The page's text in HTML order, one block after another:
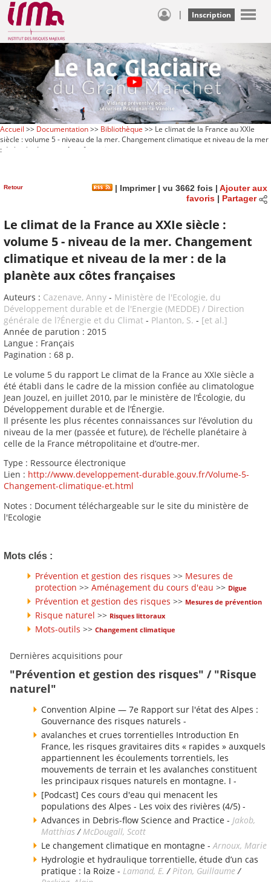
| Inscription
Accueil >> Documentation>> Bibliothèque >> Le climat de la France au XXIe
siècle : volume 5 - niveau de la mer. Changement climatique et niveau de la mer
: de la planète aux côtes françaises
Retour | Imprimer| vu 3662 fois | Ajouter aux
favoris| Partager
Le climat de la France au XXIe siècle :
volume 5 - niveau de la mer. Changement
climatique et niveau de la mer : de la
planète aux côtes françaises
Auteurs : Cazenave, Anny - Ministère de l'Ecologie, du
Développement durable et de l'Energie (MEDDE) / Direction
générale de l?Énergie et du Climat - Planton, S. - [et al.]
Année de parution : 2015
Langue : Français
Pagination : 68 p.
Le volume 5 du rapport Le climat de la France au XXIe siècle a
été établi dans le cadre de la mission confiée au climatologue
Jean Jouzel, en juillet 2010, par le ministère de l’Écologie, du
Développement durable et de l’Énergie.
Il présente les plus récentes connaissances sur l’évolution du
niveau de la mer (passée et future), de l’échelle planétaire à
celle de la France métropolitaine et d’outre-mer.
Type : Ressource électronique
Lien : http://www.developpement-durable.gouv.fr/Volume-5-
Changement-climatique-et.html
Notes : Document téléchargeable sur le site du ministère de
l'Ecologie
Mots clés :
Prévention et gestion des risques >> Mesures de
protection >> Aménagement du cours d'eau >> Digue
Prévention et gestion des risques >> Mesures de prévention
Risque naturel >> Risques littoraux
Mots-outils >> Changement climatique
Dernières acquisitions pour
"Prévention et gestion des risques" / "Risque
naturel"
Convention Alpine — 7e Rapport sur l'état des Alpes :
Gouvernance des risques naturels -
avalanches et crues torrentielles Introduction En
France, les risques gravitaires dits « rapides » auxquels
appartiennent les écoulements torrentiels, les
mouvements de terrain et les avalanches constituent
les principaux risques naturels en montagne. I -
[Podcast] Ces cours d'eau qui menacent les
populations des Alpes - Les voix des rivières (4/5) -
Advances in Debris-flow Science and Practice - Jakob,
Matthias/McDougall, Scott
Le changement climatique en montagne -Arnoux, Marie
Hydrologie et hydraulique torrentielle, étude d’un cas
pratique : la Roize - Lamand, E. / Piton, Guillaume/